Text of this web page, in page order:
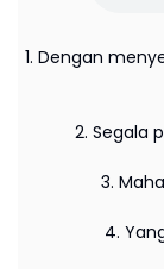
1. Dengan
2. Segala
3.
4.